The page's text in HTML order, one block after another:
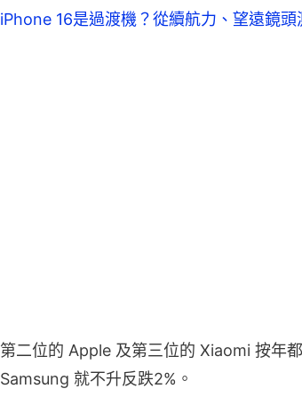
iPhone 16是過渡機？從續航力、望遠鏡
第二位的 Apple 及第三位的 Xiaomi 按年
Samsung 就不升反跌2%。